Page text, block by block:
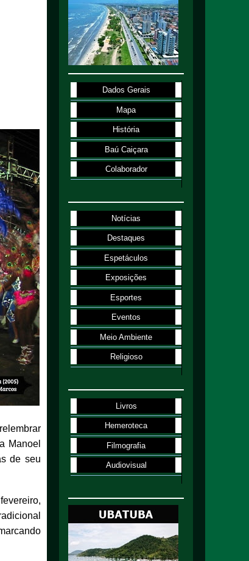
Manoel
de seu
Dados Gerais
Mapa
História
Baú Caiçara
Colaborador
Notícias
Destaques
Espetáculos
Exposições
Esportes
Eventos
Meio Ambiente
Religioso
Livros
Hemeroteca
Filmografia
Audiovisual